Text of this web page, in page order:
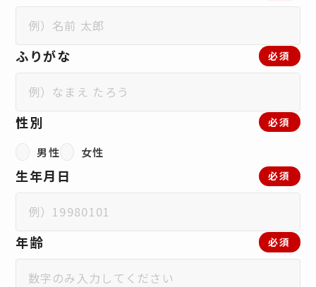
必須
ふりがな
必須
性別
男性 女性
必須
生年月日
必須
年齢